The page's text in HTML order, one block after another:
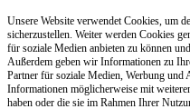
Unsere Website verwendet Cookies, um
sicherzustellen. Weiter werden Cookies
für soziale Medien anbieten zu können
Außerdem geben wir Informationen zu
Partner für soziale Medien, Werbung und
Informationen möglicherweise mit
haben oder die sie im Rahmen Ihrer